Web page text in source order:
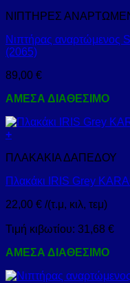
ΝΙΠΤΗΡΕΣ
Νιπτήρας αναρτώμενος
(2065)
89,00 €
ΑΜΕΣΑ ΔΙΑΘΕΣΙΜΟ
+
ΠΛΑΚΑΚΙΑ ΔΑΠΕΔΟΥ
Πλακάκι IRIS Grey
22,00 € /(τ.μ, κιλ, τεμ)
Τιμή κιβωτίου: 31,68 €
ΑΜΕΣΑ ΔΙΑΘΕΣΙΜΟ